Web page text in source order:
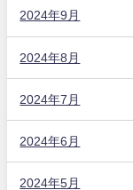
2024年9月
2024年8月
2024年7月
2024年6月
2024年5月